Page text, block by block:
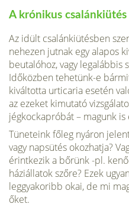
A krónikus csalánkiütés
Az idült csalánkiütésben
nehezen jutnak egy alapos
beutalóhoz, vagy legalábbis
Időközben tehetünk-e
kiváltotta urticaria esetén
az ezeket kimutató
jégkockapróbát – magunk is
Tüneteink főleg nyáron
vagy napsütés okoz­hatja?
érintkezik a bőrünk -pl.
háziállatok szőre? Ezek
leggyakoribb okai, de mi
őket.